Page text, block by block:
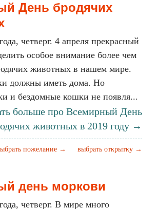
День бродячих
четверг. 4 апреля прекрасный
особое внимание более чем
животных в нашем мире.
должны иметь дома. Но
и бездомные кошки не появля...
больше про Всемирный День
животных в 2019 году →
выбрать открытку →
пожелание →
день моркови
четверг. В мире много